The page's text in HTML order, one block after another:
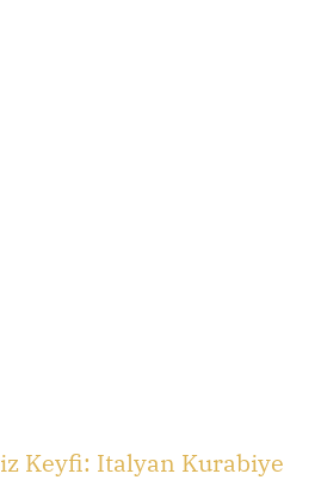
Keyfi: Italyan Kurabiye